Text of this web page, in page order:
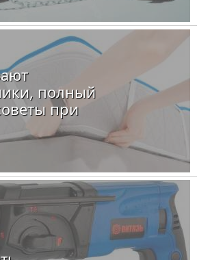
полный
при